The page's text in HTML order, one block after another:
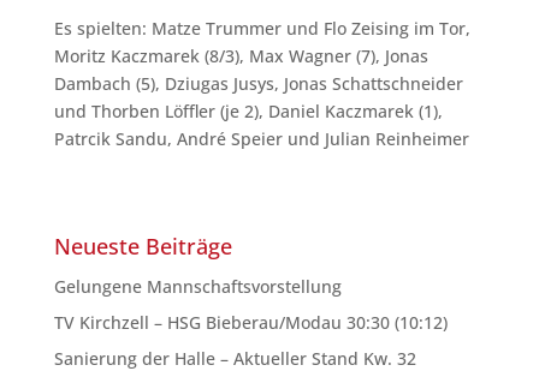
Es spielten: Matze Trummer und Flo Zeising im Tor,
Moritz Kaczmarek (8/3), Max Wagner (7), Jonas
Dambach (5), Dziugas Jusys, Jonas Schattschneider
und Thorben Löffler (je 2), Daniel Kaczmarek (1),
Patrcik Sandu, André Speier und Julian Reinheimer
Neueste Beiträge
Gelungene Mannschaftsvorstellung
TV Kirchzell – HSG Bieberau/Modau 30:30 (10:12)
Sanierung der Halle – Aktueller Stand Kw. 32